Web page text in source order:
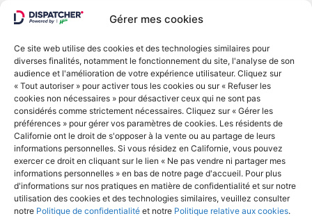
Gérer mes cookies
Ce site web utilise des cookies et des technologies similaires pour
diverses finalités, notamment le fonctionnement du site, l'analyse de son
audience et l'amélioration de votre expérience utilisateur. Cliquez sur
« Tout autoriser » pour activer tous les cookies ou sur « Refuser les
cookies non nécessaires » pour désactiver ceux qui ne sont pas
considérés comme strictement nécessaires. Cliquez sur « Gérer les
préférences » pour gérer vos paramètres de cookies. Les résidents de
Californie ont le droit de s'opposer à la vente ou au partage de leurs
informations personnelles. Si vous résidez en Californie, vous pouvez
exercer ce droit en cliquant sur le lien « Ne pas vendre ni partager mes
informations personnelles » en bas de notre page d'accueil. Pour plus
d'informations sur nos pratiques en matière de confidentialité et sur notre
utilisation des cookies et des technologies similaires, veuillez consulter
notre Politique de confidentialité et notre Politique relative aux cookies.
ALLER PLUS LOIN
Se connecter
© Copyright 2022 - Dispatcher